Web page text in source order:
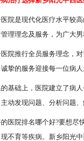
是现代化医疗水平较高
理理念及服务，为广大
推行全员服务理念，对
挚的服务迎接每一位病
础上，医院建立了病人
动发现问题、分析问题
院排名哪个好?要想尽
不育等疾病。新乡阳光